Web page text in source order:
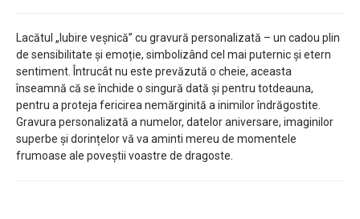
Lacătul „Iubire veșnică” cu gravură personalizată – un cadou plin
de sensibilitate și emoție, simbolizând cel mai puternic și etern
sentiment. Întrucât nu este prevăzută o cheie, aceasta
înseamnă că se închide o singură dată și pentru totdeauna,
pentru a proteja fericirea nemărginită a inimilor îndrăgostite.
Gravura personalizată a numelor, datelor aniversare, imaginilor
superbe și dorințelor vă va aminti mereu de momentele
frumoase ale poveștii voastre de dragoste.